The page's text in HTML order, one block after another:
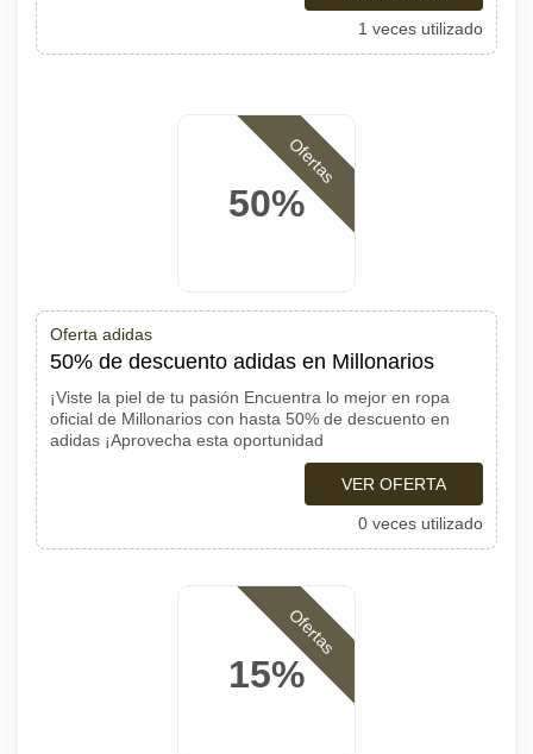
1 veces utilizado
50%
Ofertas
Oferta adidas
50% de descuento adidas en Millonarios
¡Viste la piel de tu pasión Encuentra lo mejor en ropa
oficial de Millonarios con hasta 50% de descuento en
adidas ¡Aprovecha esta oportunidad
VER OFERTA
0 veces utilizado
15%
Ofertas